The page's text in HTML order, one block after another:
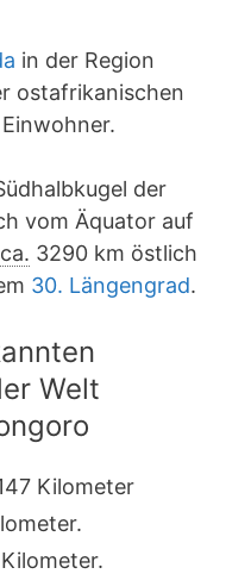
in der Region
ostafrikanischen
der
vom Äquator auf
ca. 3290 km östlich
30. Längengrad.
Welt
Kilometer